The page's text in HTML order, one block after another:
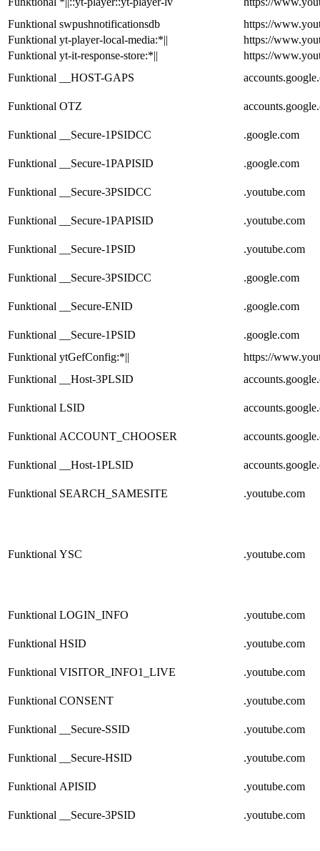
Funktional swpushnotificationsdb
https://
Funktional yt-player-local-media:*||
https://
Funktional yt-it-response-store:*||
https://
Funktional
__HOST-GAPS
Funktional OTZ
Funktional __Secure-1PSIDCC .google.com
Funktional __Secure-1PAPISID .google.com
Funktional __Secure-3PSIDCC .youtube.com
Funktional __Secure-1PAPISID .youtube.com
Funktional __Secure-1PSID .youtube.com
Funktional __Secure-3PSIDCC .google.com
Funktional __Secure-ENID .google.com
Funktional __Secure-1PSID
.google.com
Funktional ytGefConfig:*||
https://
Funktional
__Host-3PLSID
Funktional LSID
Funktional ACCOUNT_CHOOSER
Funktional __Host-1PLSID
Funktional SEARCH_SAMESITE .youtube.com
Funktional YSC .youtube.com
Funktional LOGIN_INFO .youtube.com
Funktional HSID .youtube.com
Funktional VISITOR_INFO1_LIVE .youtube.com
Funktional CONSENT .youtube.com
Funktional __Secure-SSID .youtube.com
Funktional __Secure-HSID .youtube.com
Funktional APISID .youtube.com
Funktional __Secure-3PSID .youtube.com